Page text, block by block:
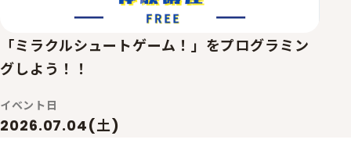
「ミラクルシュートゲーム！」をプログラミン
グしよう！！
イベント日
2026.07.04(土)